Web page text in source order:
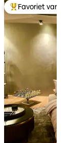
van
Topfavoriet van
Favoriet van